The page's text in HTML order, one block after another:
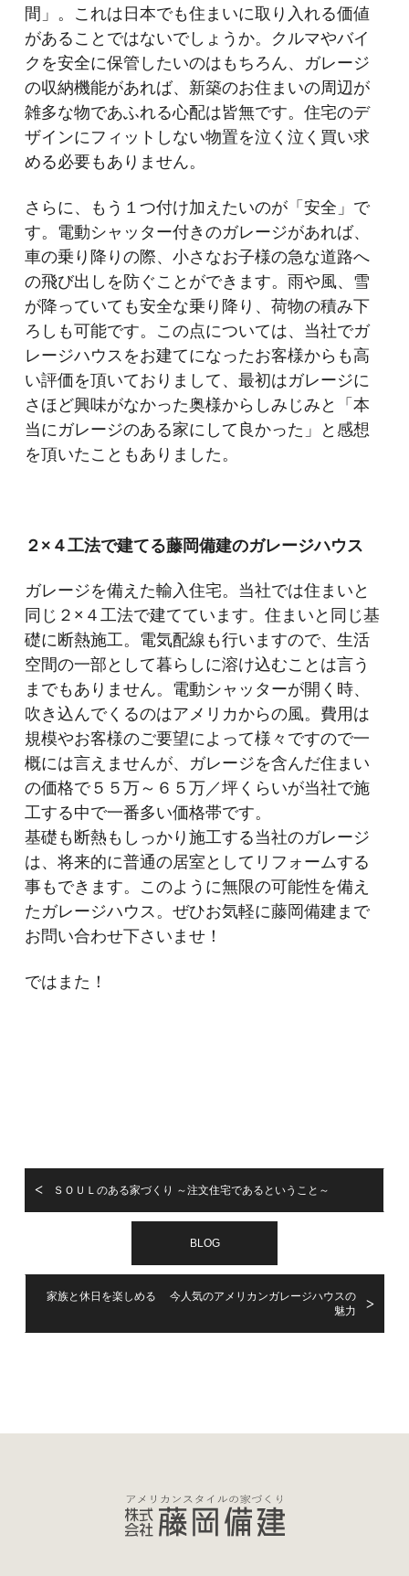
間」。これは日本でも住まいに取り入れる価値
があることではないでしょうか。クルマやバイ
クを安全に保管したいのはもちろん、ガレージ
の収納機能があれば、新築のお住まいの周辺が
雑多な物であふれる心配は皆無です。住宅のデ
ザインにフィットしない物置を泣く泣く買い求
める必要もありません。
さらに、もう１つ付け加えたいのが「安全」で
す。電動シャッター付きのガレージがあれば、
車の乗り降りの際、小さなお子様の急な道路へ
の飛び出しを防ぐことができます。雨や風、雪
が降っていても安全な乗り降り、荷物の積み下
ろしも可能です。この点については、当社でガ
レージハウスをお建てになったお客様からも高
い評価を頂いておりまして、最初はガレージに
さほど興味がなかった奥様からしみじみと「本
当にガレージのある家にして良かった」と感想
を頂いたこともありました。
２×４工法で建てる藤岡備建のガレージハウス
ガレージを備えた輸入住宅。当社では住まいと
同じ２×４工法で建てています。住まいと同じ基
礎に断熱施工。電気配線も行いますので、生活
空間の一部として暮らしに溶け込むことは言う
までもありません。電動シャッターが開く時、
吹き込んでくるのはアメリカからの風。費用は
規模やお客様のご要望によって様々ですので一
概には言えませんが、ガレージを含んだ住まい
の価格で５５万～６５万／坪くらいが当社で施
工する中で一番多い価格帯です。
基礎も断熱もしっかり施工する当社のガレージ
は、将来的に普通の居室としてリフォームする
事もできます。このように無限の可能性を備え
たガレージハウス。ぜひお気軽に藤岡備建まで
お問い合わせ下さいませ！
ではまた！
ＳＯＵＬのある家づくり ～注文住宅であるということ～
BLOG
家族と休日を楽しめる 今人気のアメリカンガレージハウスの
魅力